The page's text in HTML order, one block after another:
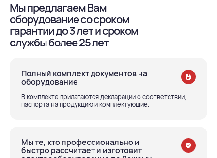
Мы предлагаем Вам
оборудование со сроком
гарантии до 3 лет и сроком
службы более 25 лет
Полный комплект документов на
оборудование
В комплекте прилагаются декларации о соответствии,
паспорта на продукцию и комплектующие.
Мы те, кто профессионально и
быстро рассчитает и изготовит